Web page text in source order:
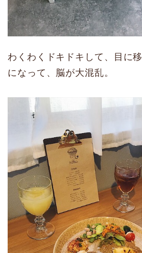
わくわくドキドキして、目に
になって、脳が大混乱。